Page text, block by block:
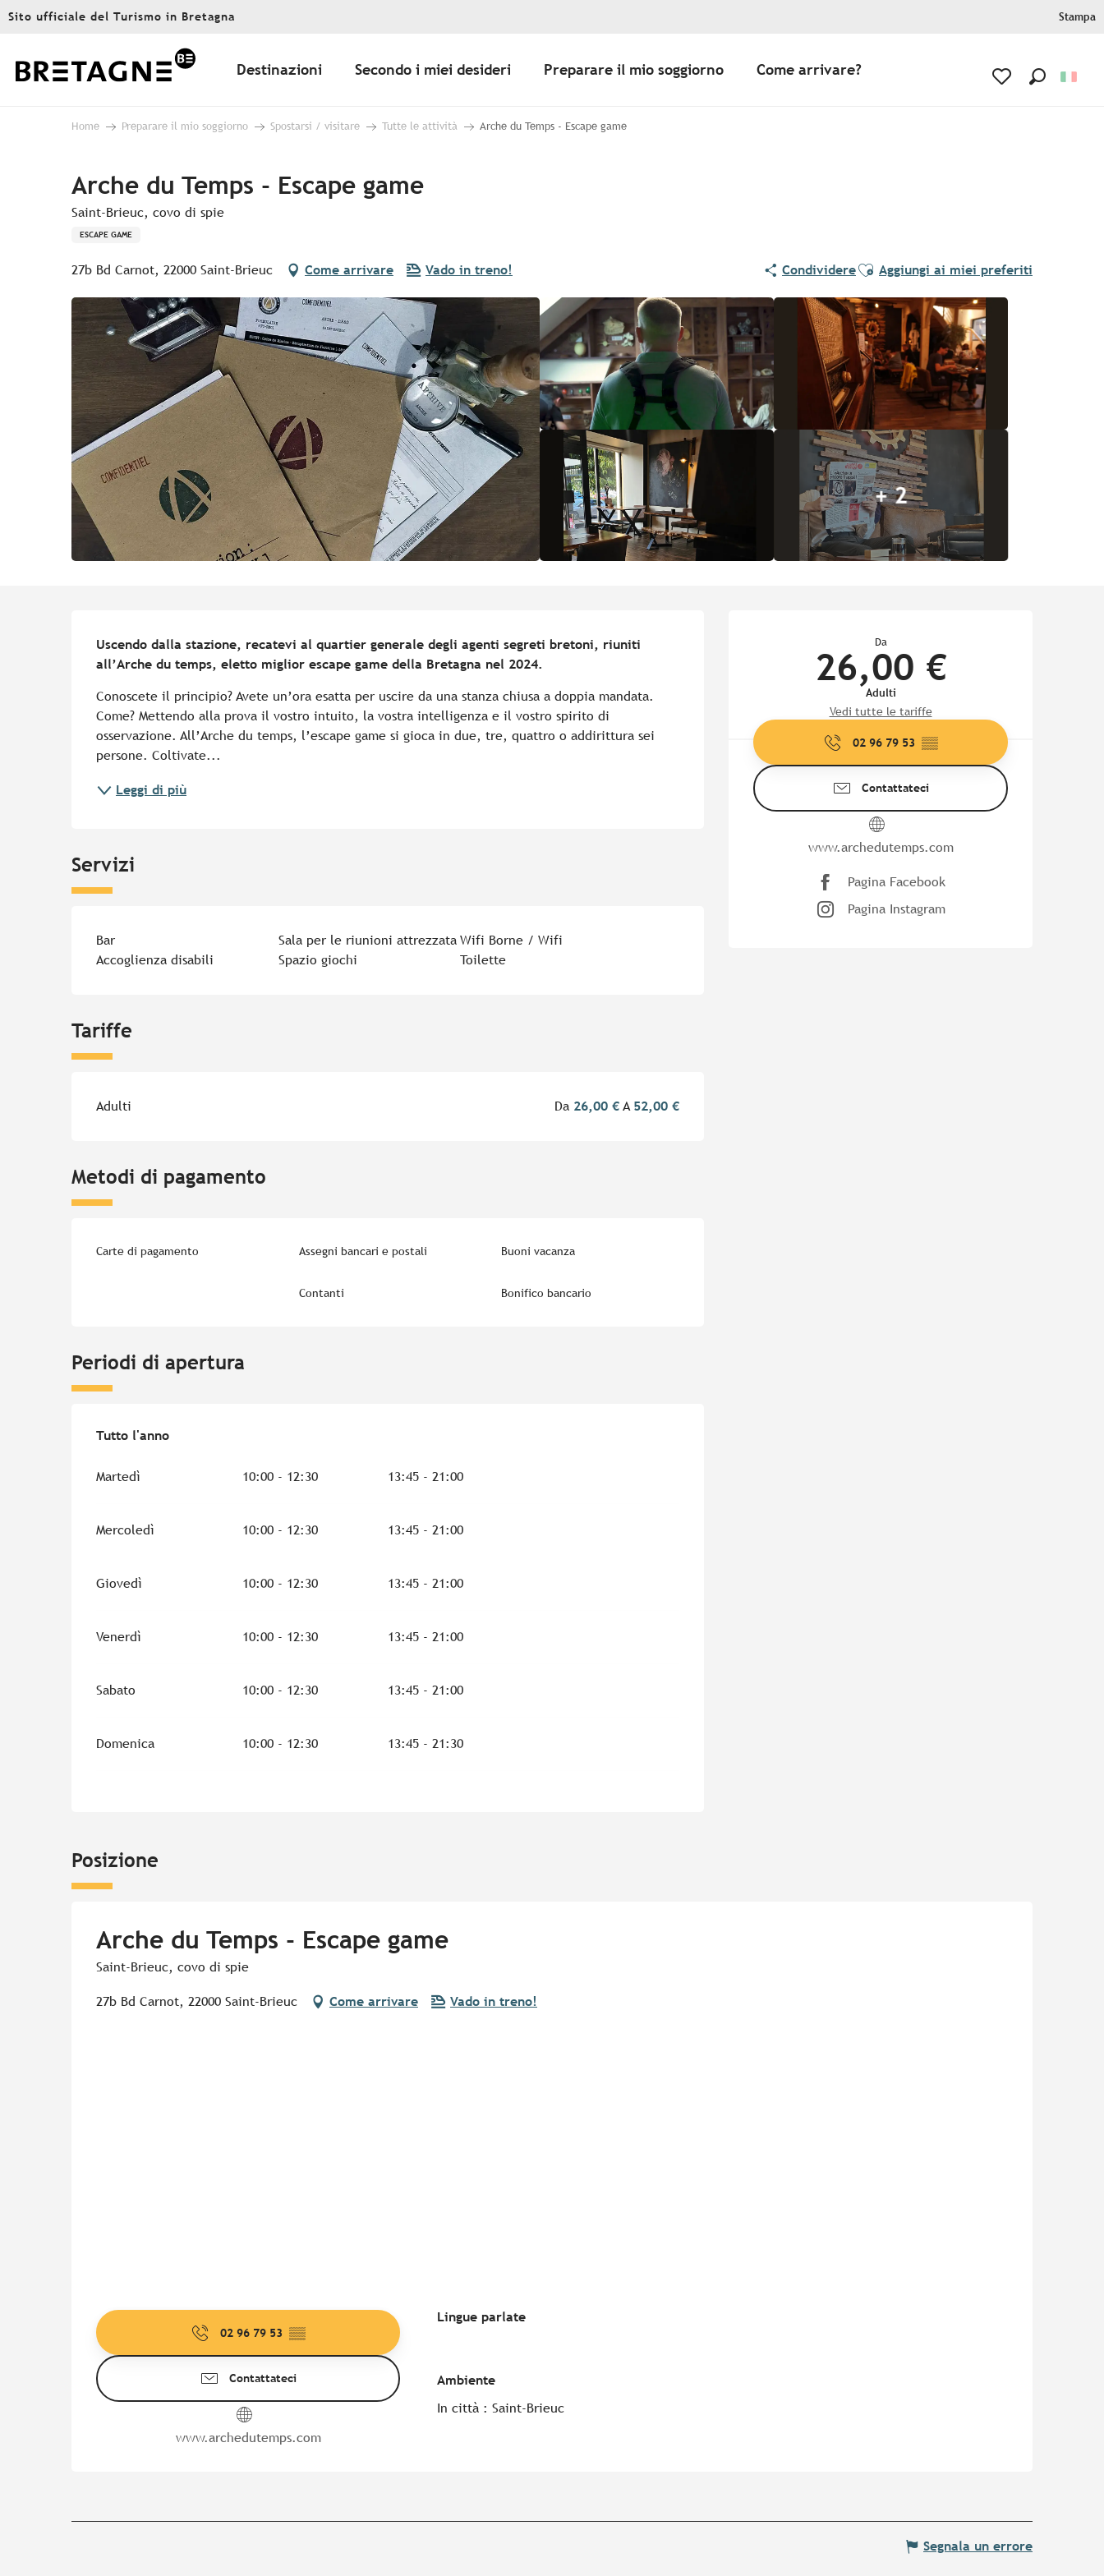
Aller
principal
Sito ufficiale del Turismo in Bretagna Stampa
Destinazioni Secondo i miei desideri Preparare il mio soggiorno Come arrivare?
Home Preparare il mio soggiorno Spostarsi / visitare Tutte le attività Arche du Temps - Escape game
Arche du Temps - Escape game
Saint-Brieuc, covo di spie
ESCAPE GAME
27b Bd Carnot, 22000 Saint-Brieuc Come arrivare Vado in treno! CondividereAjouter aux favoris
Aggiungi ai miei preferiti
+ 2
Da
26,00 €
Adulti
Vedi tutte le tariffe
02 96 79 53 ▒▒
Contattateci
www.archedutemps.com
Pagina Facebook
Pagina Instagram
Uscendo dalla stazione, recatevi al quartier generale degli agenti segreti bretoni, riuniti
all’Arche du temps, eletto miglior escape game della Bretagna nel 2024.
Conoscete il principio? Avete un’ora esatta per uscire da una stanza chiusa a doppia mandata.
Come? Mettendo alla prova il vostro intuito, la vostra intelligenza e il vostro spirito di
osservazione. All’Arche du temps, l’escape game si gioca in due, tre, quattro o addirittura sei
persone. Coltivate...
Leggi di più
Servizi
Bar Sala per le riunioni attrezzata Wifi Borne / Wifi
Accoglienza disabili
Spazio giochi Toilette
Tariffe
Tariffe 2026
Adulti Da 26,00 € A 52,00 €
Metodi di pagamento
Carte di pagamento Assegni bancari e postali Buoni vacanza
Contanti Bonifico bancario
Periodi di apertura
Tutto l'anno
Tutto l'anno
Martedì 10:00 - 12:30 13:45 - 21:00
Mercoledì 10:00 - 12:30 13:45 - 21:00
Giovedì 10:00 - 12:30 13:45 - 21:00
Venerdì 10:00 - 12:30 13:45 - 21:00
Sabato 10:00 - 12:30 13:45 - 21:00
Domenica 10:00 - 12:30 13:45 - 21:30
Posizione
Arche du Temps - Escape game
Saint-Brieuc, covo di spie
27b Bd Carnot, 22000 Saint-Brieuc Come arrivare Vado in treno!
02 96 79 53 ▒▒
Contattateci
www.archedutemps.com
Lingue parlate
Lingue parlate
Ambiente
Ambiente
In città : Saint-Brieuc
Segnala un errore